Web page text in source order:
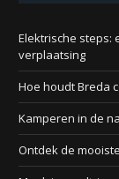
Elektrische steps:
verplaatsing
Hoe houdt Breda
Kamperen in de
Ontdek de